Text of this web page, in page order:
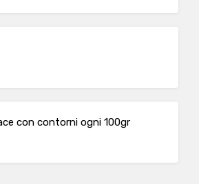
con contorni ogni 100gr